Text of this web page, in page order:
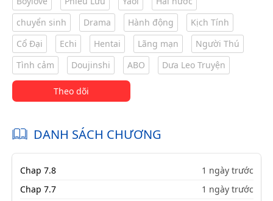
chuyển sinh
Drama Hành động
Kịch Tính
Cổ Đại
Echi Hentai Lãng mạn
Người Thú
Tình cảm
Doujinshi ABO Dưa Leo Truyện
Theo dõi
DANH SÁCH CHƯƠNG
Chap 7.8
1 ngày trước
Chap 7.7
1 ngày trước